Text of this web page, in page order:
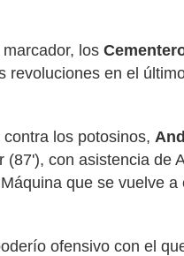
los
revoluciones en el
los potosinos,
(87'), con asistencia de
que se vuelve a
ofensivo con el